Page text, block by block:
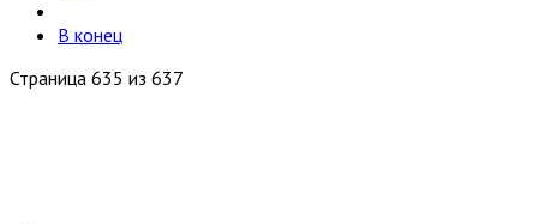
В конец
Страница 635 из 637